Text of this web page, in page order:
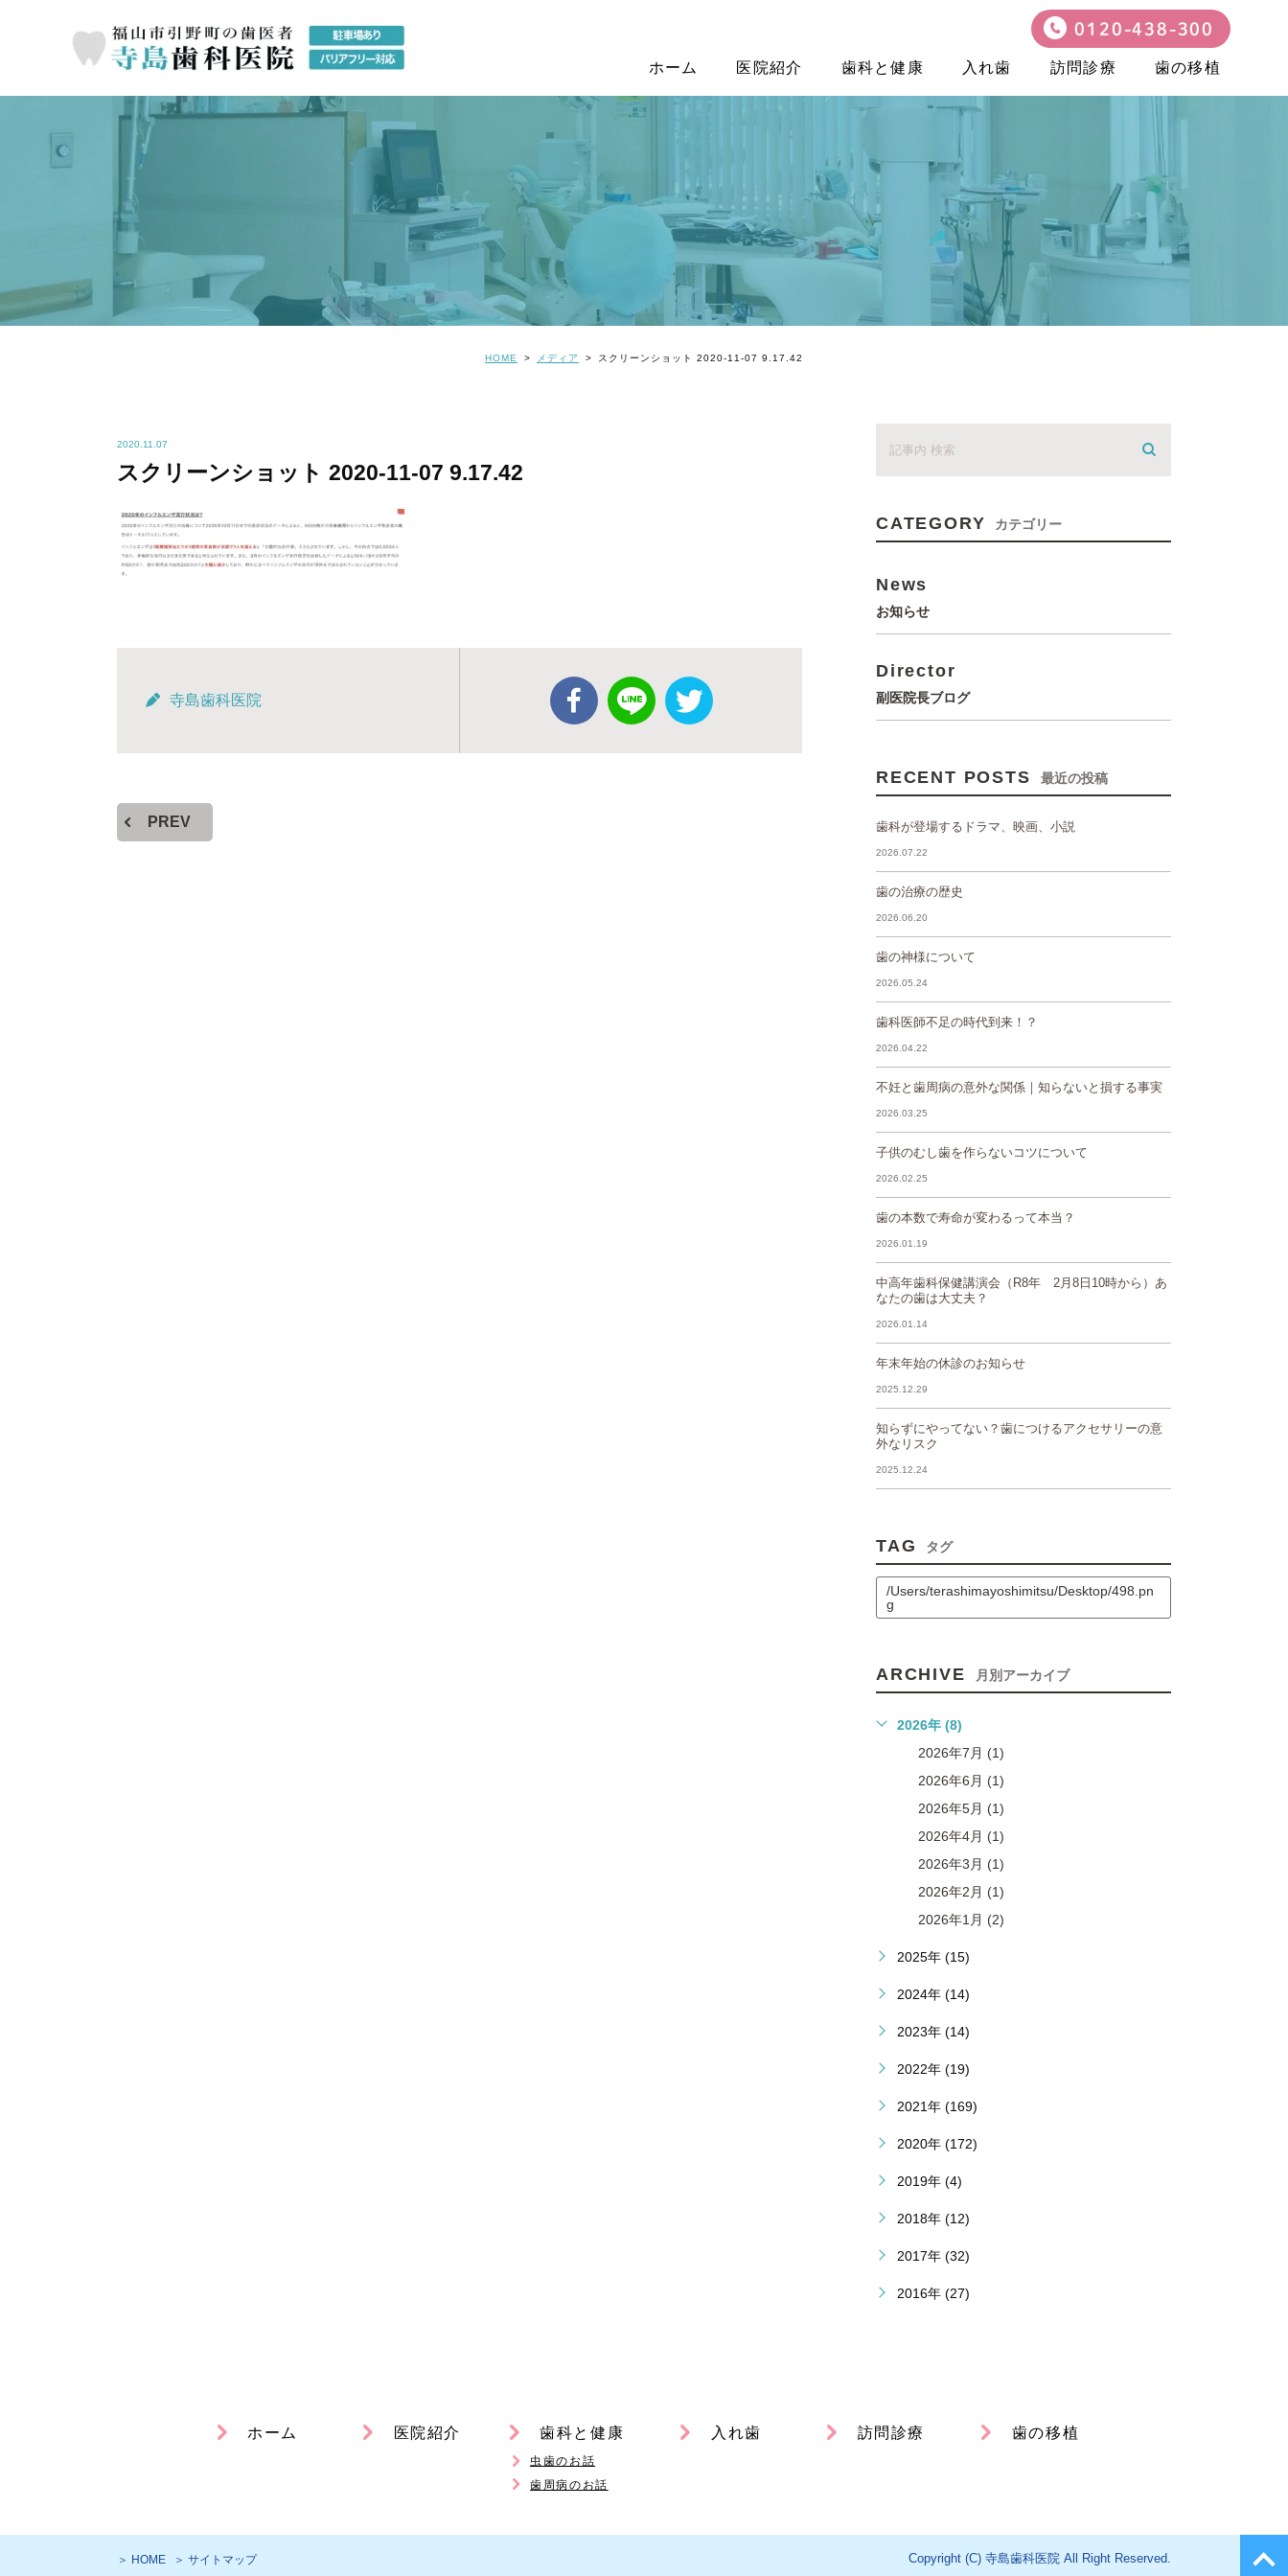
0120-438-300
ホーム 医院紹介 歯科と健康 入れ歯 訪問診療 歯の移植
HOME メディア スクリーンショット 2020-11-07 9.17.42
2020.11.07
スクリーンショット 2020-11-07 9.17.42
寺島歯科医院
PREV
CATEGORY カテゴリー
News
お知らせ
Director
副医院長ブログ
RECENT POSTS 最近の投稿
歯科が登場するドラマ、映画、小説
2026.07.22
歯の治療の歴史
2026.06.20
歯の神様について
2026.05.24
歯科医師不足の時代到来！？
2026.04.22
不妊と歯周病の意外な関係｜知らないと損する事実
2026.03.25
子供のむし歯を作らないコツについて
2026.02.25
歯の本数で寿命が変わるって本当？
2026.01.19
中高年歯科保健講演会（R8年 2月8日10時から）あ
なたの歯は大丈夫？
2026.01.14
年末年始の休診のお知らせ
2025.12.29
知らずにやってない？歯につけるアクセサリーの意
外なリスク
2025.12.24
TAG タグ
/Users/terashimayoshimitsu/Desktop/498.pn
g
ARCHIVE 月別アーカイブ
2026年 (8)
2026年7月 (1)
2026年6月 (1)
2026年5月 (1)
2026年4月 (1)
2026年3月 (1)
2026年2月 (1)
2026年1月 (2)
2025年 (15)
2024年 (14)
2023年 (14)
2022年 (19)
2021年 (169)
2020年 (172)
2019年 (4)
2018年 (12)
2017年 (32)
2016年 (27)
ホーム 医院紹介 歯科と健康
虫歯のお話
歯周病のお話
入れ歯 訪問診療 歯の移植
＞ HOME ＞ サイトマップ Copyright (C) 寺島歯科医院 All Right Reserved.